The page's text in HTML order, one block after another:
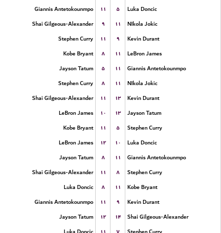
Giannis Antetokounmpo
۱۱ ۵
Luka Doncic
Shai Gilgeous-Alexander
۹ ۱۱
NIkola Jokic
Stephen Curry
۱۱ ۹
Kevin Durant
Kobe Bryant
۸ ۱۱
LeBron James
Jayson Tatum
۵ ۱۱
Giannis Antetokounmpo
Stephen Curry
۸ ۱۱
NIkola Jokic
Shai Gilgeous-Alexander
۱۱ ۱۳
Kevin Durant
LeBron James
۱۰ ۱۳
Jayson Tatum
Kobe Bryant
۱۱ ۵
Stephen Curry
LeBron James
۱۲ ۱۰
Luka Doncic
Jayson Tatum
۸ ۱۱
Giannis Antetokounmpo
Shai Gilgeous-Alexander
۱۱ ۸
Stephen Curry
Luka Doncic
۸ ۱۱
Kobe Bryant
Giannis Antetokounmpo
۱۱ ۹
Kevin Durant
Jayson Tatum
۱۲ ۱۴
Shai Gilgeous-Alexander